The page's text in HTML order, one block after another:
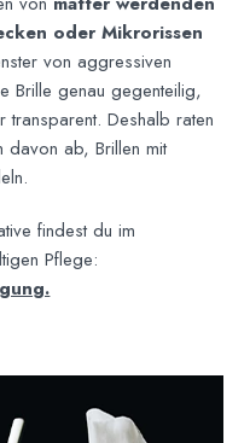
oder Mikrorissen
von aggressiven
Brille genau gegenteilig,
Deshalb raten
davon ab, Brillen mit
findest du im
Pflege: